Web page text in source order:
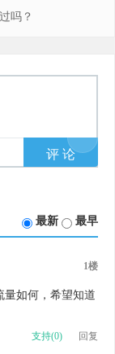
吗？
最新 最早
1楼
量如何，希望知道
支持(0) 回复